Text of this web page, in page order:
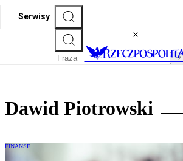
Serwisy
Dawid Piotrowski
FINANSE